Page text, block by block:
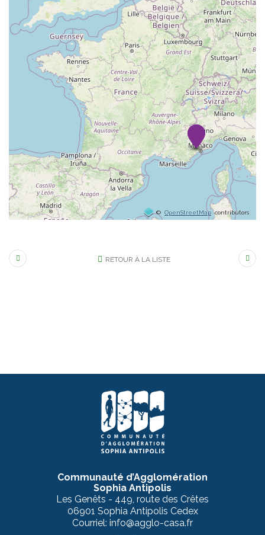
© OpenStreetMap contributors
RETOUR À LA LISTE
Communauté d’Agglomération
Sophia Antipolis
Les Genêts - 449, route des Crêtes
06901 Sophia Antipolis Cedex
Courriel: info@agglo-casa.fr